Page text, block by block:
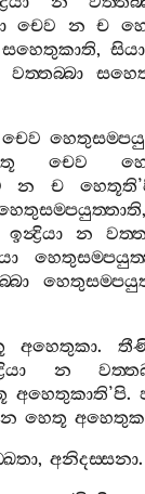
චෙව න ච
සහෙතුකාති,සියා
වත‍්තබ‍්බා
චෙව
චෙව
න ච හෙතූති’
,
ඉන්‍ද්‍රියා න
අහෙතුකා.
න
අහෙතුකාති’පි.
න හෙතූ
, අනිදස‍්සනා.